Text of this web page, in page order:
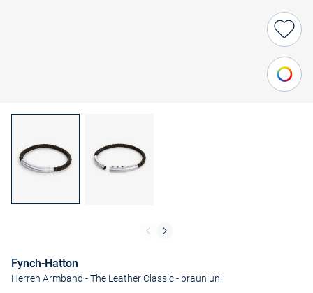
Fynch-Hatton
Herren Armband - The Leather Classic- braun uni